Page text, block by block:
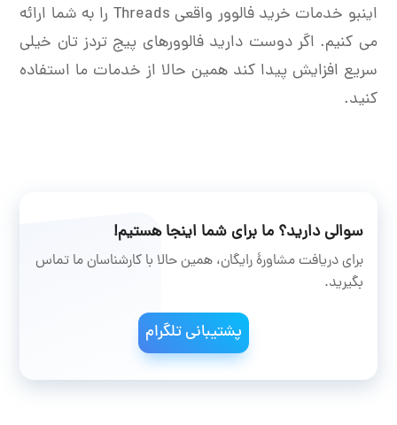
اینبو خدمات خرید فالوور واقعی Threads را به شما ارائه
می کنیم. اگر دوست دارید فالوورهای پیج تردز تان خیلی
سریع افزایش پیدا کند همین حالا از خدمات ما استفاده
کنید.
سوالی دارید؟ ما برای شما اینجا هستیم!
برای دریافت مشاورۀ رایگان، همین حالا با کارشناسان ما تماس
بگیرید.
پشتیبانی تلگرام